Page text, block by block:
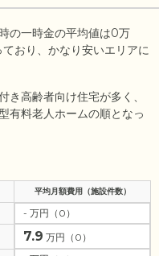
の一時金の平均値は0万
おり、かなり安いエリアに
高齢者向け住宅が多く、
有料老人ホームの順となっ
平均月額費用（施設件数）
- 万円（0）
7.9 万円（0）